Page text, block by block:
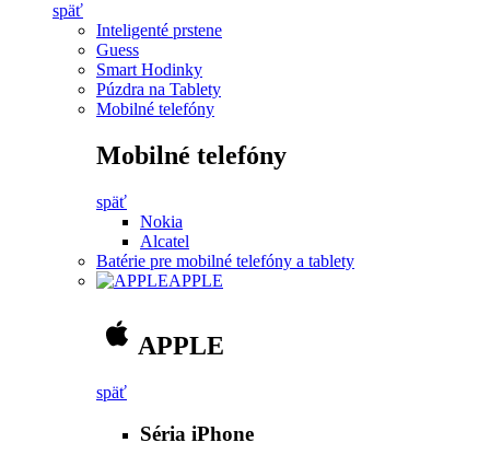
späť
Inteligenté prstene
Guess
Smart Hodinky
Púzdra na Tablety
Mobilné telefóny
Mobilné telefóny
späť
Nokia
Alcatel
Batérie pre mobilné telefóny a tablety
APPLE
APPLE
späť
Séria iPhone